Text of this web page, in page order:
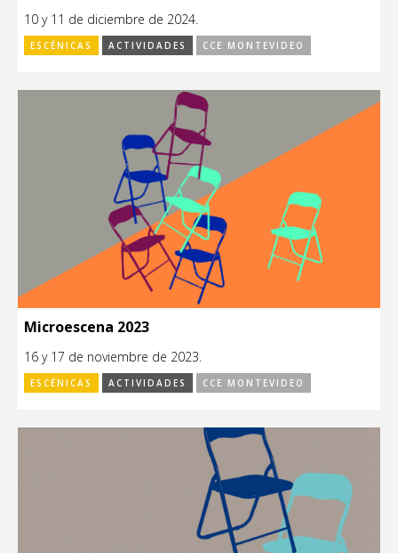
10 y 11 de diciembre de 2024.
ESCÉNICAS ACTIVIDADES CCE MONTEVIDEO
Microescena 2023
16 y 17 de noviembre de 2023.
ESCÉNICAS ACTIVIDADES CCE MONTEVIDEO